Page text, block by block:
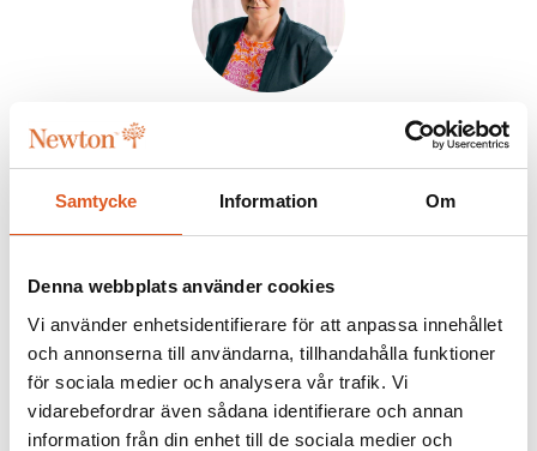
Samtycke Information Om
Denna webbplats använder cookies
Vi använder enhetsidentifierare för att anpassa innehållet
och annonserna till användarna, tillhandahålla funktioner
för sociala medier och analysera vår trafik. Vi
vidarebefordrar även sådana identifierare och annan
information från din enhet till de sociala medier och
070-140 43 59
Kontakt